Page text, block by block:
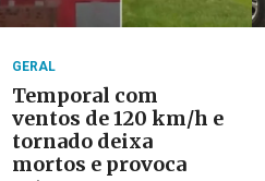
GERAL
Temporal com
ventos de 120 km/h e
tornado deixa
mortos e provoca